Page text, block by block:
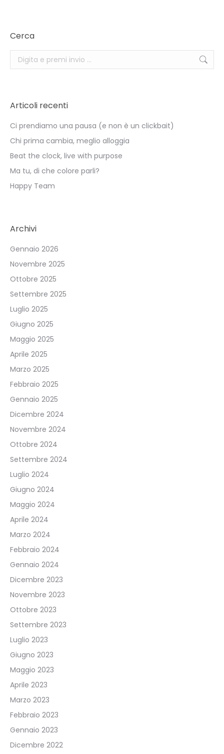
Cerca
Search:
Articoli recenti
Ci prendiamo una pausa (e non è un clickbait)
Chi prima cambia, meglio alloggia
Beat the clock, live with purpose
Ma tu, di che colore parli?
Happy Team
Archivi
Gennaio 2026
Novembre 2025
Ottobre 2025
Settembre 2025
Luglio 2025
Giugno 2025
Maggio 2025
Aprile 2025
Marzo 2025
Febbraio 2025
Gennaio 2025
Dicembre 2024
Novembre 2024
Ottobre 2024
Settembre 2024
Luglio 2024
Giugno 2024
Maggio 2024
Aprile 2024
Marzo 2024
Febbraio 2024
Gennaio 2024
Dicembre 2023
Novembre 2023
Ottobre 2023
Settembre 2023
Luglio 2023
Giugno 2023
Maggio 2023
Aprile 2023
Marzo 2023
Febbraio 2023
Gennaio 2023
Dicembre 2022